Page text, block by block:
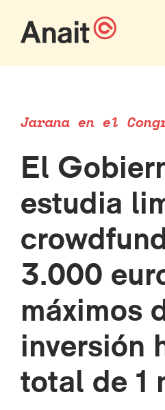
Jarana en el
El
estudia
3.000
máximos
inversión
total de 1